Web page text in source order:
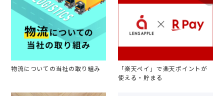
物流についての当社の取り組み
「楽天ペイ」で楽天ポイントが
使える・貯まる